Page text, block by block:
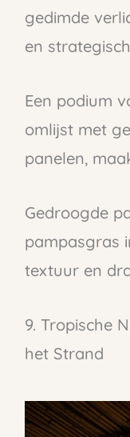
gedimde
en
Een podium
omlijst met
panelen,
Gedroogde
pampasgras
textuur en
9. Tropische
het Strand